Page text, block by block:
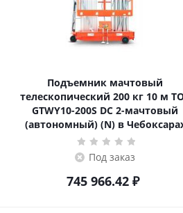
Подъемник мачтовый
телескопический 200 кг 10 м TOR
GTWY10-200S DC 2-мачтовый
(автономный) (N) в
Под заказ
745 966.42₽